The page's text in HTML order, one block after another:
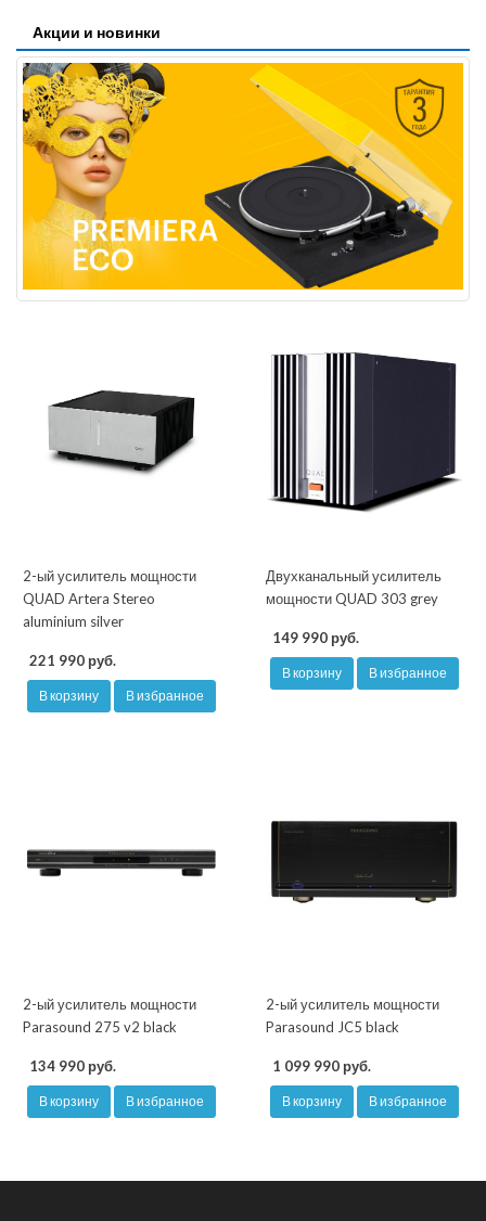
Акции и новинки
2-ый усилитель мощности
QUAD Artera Stereo
aluminium silver
221 990 руб.
В корзину В избранное
Двухканальный усилитель
мощности QUAD 303 grey
149 990 руб.
В корзину В избранное
2-ый усилитель мощности
Parasound 275 v2 black
134 990 руб.
В корзину В избранное
2-ый усилитель мощности
Parasound JC5 black
1 099 990 руб.
В корзину В избранное